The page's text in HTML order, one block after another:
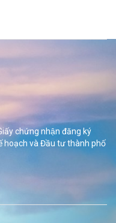
chứng nhận đăng ký
hoạch và Đầu tư thành phố